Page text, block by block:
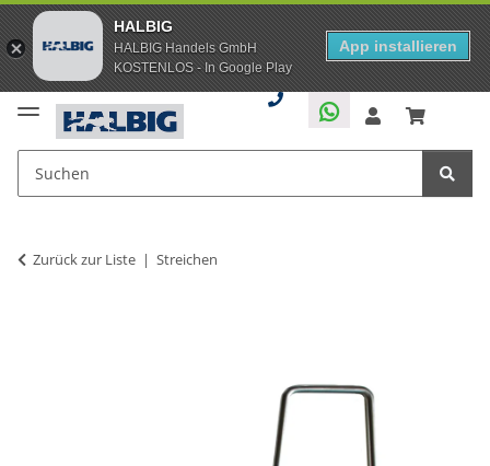
HALBIG
HALBIG Handels GmbH
KOSTENLOS - In Google Play
App installieren
Zurück zur Liste Streichen